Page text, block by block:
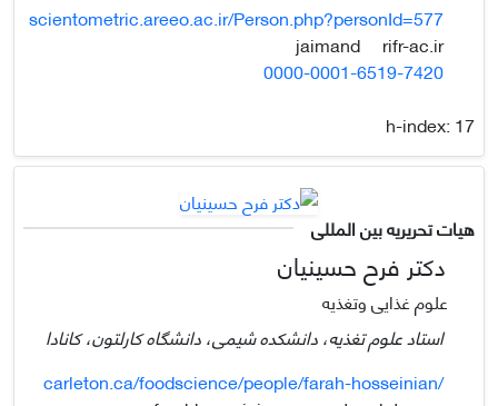
scientometric.areeo.ac.ir/Person.php?personId=577
jaimand
rifr-ac.ir
0000-0001-6519-7420
h-index:17
هیات تحریریه بین المللی
دکتر فرح حسینیان
علوم غذایی وتغذیه
استاد علوم تغذیه، دانشکده شیمی، دانشگاه کارلتون، کانادا
carleton.ca/foodscience/people/farah-hosseinian/